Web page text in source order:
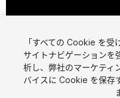
「すべての Cookie を受
サイトナビゲーションを
析し、弊社のマーケティ
バイスに Cookie を保存